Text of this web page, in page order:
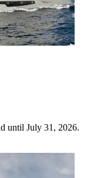
until July 31, 2026.